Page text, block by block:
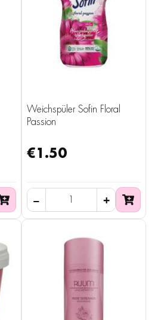
Weichspüler Sofin Floral
Passion
€1.50